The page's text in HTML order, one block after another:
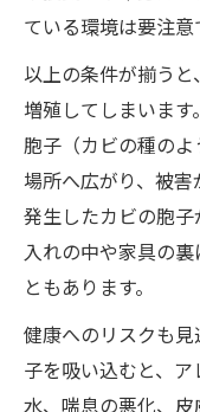
ている環境は要注意
以上の条件が揃う
増殖してしまいま
胞子（カビの種の
場所へ広がり、被
発生したカビの胞
入れの中や家具の
ともあります。
健康へのリスクも
子を吸い込むと、
水、喘息の悪化、